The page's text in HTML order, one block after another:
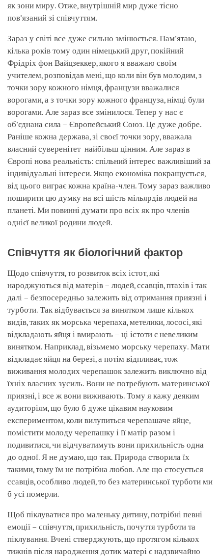
як зони миру. Отже, внутрішній мир дуже тісно
пов'язаний зі співчуттям.
Зараз у світі все дуже сильно змінюється. Пам'ятаю,
кілька років тому один німецький друг, покійний
Фрідріх фон Вайцзеккер, якого я вважаю своїм
учителем, розповідав мені, що коли він був молодим, з
точки зору кожного німця, французи вважалися
ворогами, а з точки зору кожного француза, німці були
ворогами. Але зараз все змінилося. Тепер у нас є
об'єднана сила – Європейський Союз. Це дуже добре.
Раніше кожна держава, зі своєї точки зору, вважала
власний суверенітет найбільш цінним. Але зараз в
Європі нова реальність: спільний інтерес важливіший за
індивідуальні інтереси. Якщо економіка покращується,
від цього виграє кожна країна-член. Тому зараз важливо
поширити цю думку на всі шість мільярдів людей на
планеті. Ми повинні думати про всіх як про членів
однієї великої родини людей.
Співчуття як біологічний фактор
Щодо співчуття, то розвиток всіх істот, які
народжуються від матерів – людей, ссавців, птахів і так
далі – безпосередньо залежить від отримання приязні і
турботи. Так відбувається за винятком лише кількох
видів, таких як морська черепаха, метелики, лососі, які
відкладають яйця і вмирають – ці істоти є невеликим
винятком. Наприклад, візьмемо морську черепаху. Мати
відкладає яйця на березі, а потім відпливає, тож
виживання молодих черепашок залежить виключно від
їхніх власних зусиль. Вони не потребують материнської
приязні, і все ж вони виживають. Тому я кажу деяким
аудиторіям, що було б дуже цікавим науковим
експериментом, коли вилупиться черепашаче яйце,
помістити молоду черепашку і її матір разом і
подивитися, чи відчуватимуть вони прихильність одна
до одної. Я не думаю, що так. Природа створила їх
такими, тому їм не потрібна любов. Але що стосується
ссавців, особливо людей, то без материнської турботи ми
б усі померли.
Щоб піклуватися про маленьку дитину, потрібні певні
емоції – співчуття, прихильність, почуття турботи та
піклування. Вчені стверджують, що протягом кількох
тижнів після народження дотик матері є надзвичайно